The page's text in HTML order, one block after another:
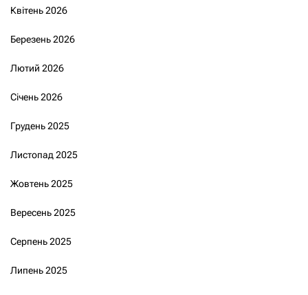
Квітень 2026
Березень 2026
Лютий 2026
Січень 2026
Грудень 2025
Листопад 2025
Жовтень 2025
Вересень 2025
Серпень 2025
Липень 2025